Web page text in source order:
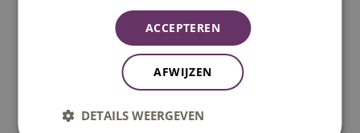
Accelerate-IT: Cyberweerbaarheid
Verdiep je in cybersecurity met onze 18-weekse
hacken en digitale weerbaarheid. Start in 2026 in
ACCEPTEREN
AFWIJZEN
DETAILS WEERGEVEN